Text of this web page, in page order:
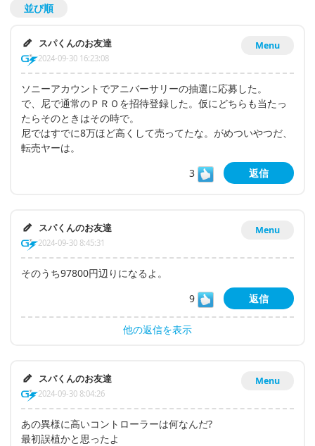
並び順
Menu
スパくんのお友達
2024-09-30 16:23:08
ソニーアカウントでアニバーサリーの抽選に応募した。
で、尼で通常のＰＲＯを招待登録した。仮にどちらも当たっ
たらそのときはその時で。
尼ではすでに8万ほど高くして売ってたな。がめついやつだ、
転売ヤーは。
3
返信
Menu
スパくんのお友達
2024-09-30 8:45:31
そのうち97800円辺りになるよ。
9
返信
他の返信を表示
Menu
スパくんのお友達
2024-09-30 8:04:26
あの異様に高いコントローラーは何なんだ?
最初誤植かと思ったよ